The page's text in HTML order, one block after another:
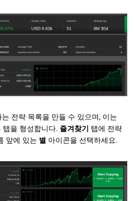
전략 목록을 만들 수 있으며, 이는
탭을 형성합니다. 즐겨찾기
탭에 전략
앞에 있는 별 아이콘을 선택하세요.